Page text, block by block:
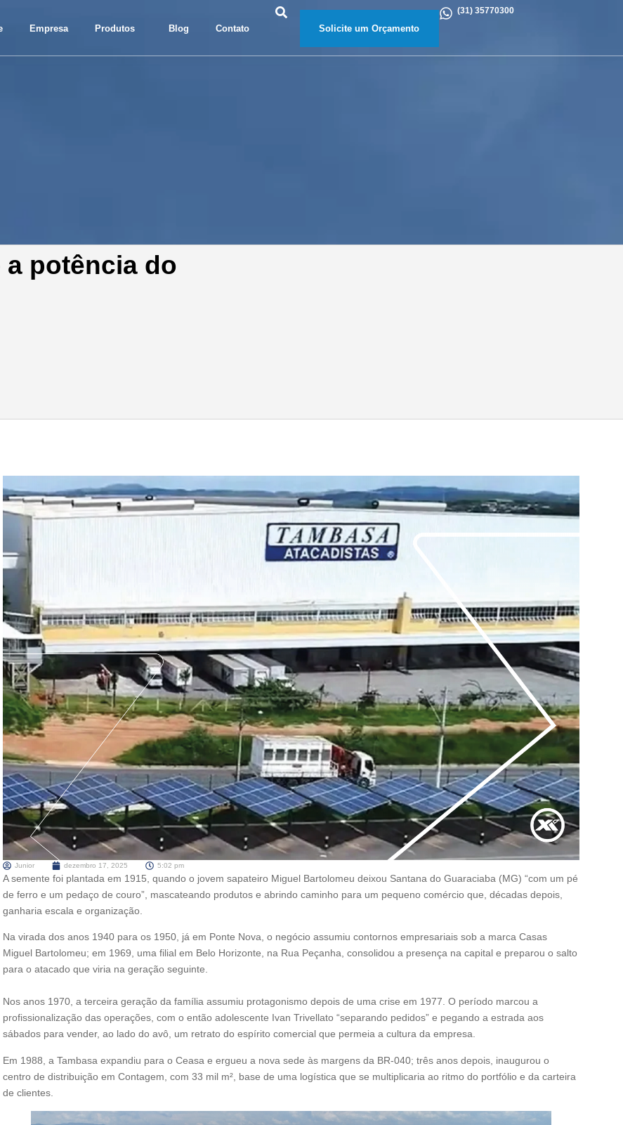
Empresa Produtos Blog Contato Solicite um Orçamento
(31) 35770300
a potência do
Junior dezembro 17, 2025 5:02 pm
A semente foi plantada em 1915, quando o jovem sapateiro Miguel Bartolomeu deixou Santana do Guaraciaba (MG) “com um pé
de ferro e um pedaço de couro”, mascateando produtos e abrindo caminho para um pequeno comércio que, décadas depois,
ganharia escala e organização.
Na virada dos anos 1940 para os 1950, já em Ponte Nova, o negócio assumiu contornos empresariais sob a marca Casas
Miguel Bartolomeu; em 1969, uma filial em Belo Horizonte, na Rua Peçanha, consolidou a presença na capital e preparou o salto
para o atacado que viria na geração seguinte.
Nos anos 1970, a terceira geração da família assumiu protagonismo depois de uma crise em 1977. O período marcou a
profissionalização das operações, com o então adolescente Ivan Trivellato “separando pedidos” e pegando a estrada aos
sábados para vender, ao lado do avô, um retrato do espírito comercial que permeia a cultura da empresa.
Em 1988, a Tambasa expandiu para o Ceasa e ergueu a nova sede às margens da BR-040; três anos depois, inaugurou o
centro de distribuição em Contagem, com 33 mil m², base de uma logística que se multiplicaria ao ritmo do portfólio e da carteira
de clientes.